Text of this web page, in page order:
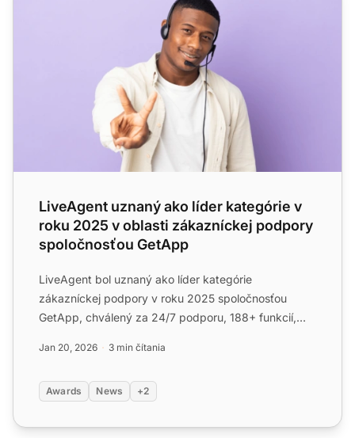
LiveAgent uznaný ako líder kategórie v
roku 2025 v oblasti zákazníckej podpory
spoločnosťou GetApp
LiveAgent bol uznaný ako líder kategórie
zákazníckej podpory v roku 2025 spoločnosťou
GetApp, chválený za 24/7 podporu, 188+ funkcií,
Jan 20, 2026 3 min čítania
Awards News +2